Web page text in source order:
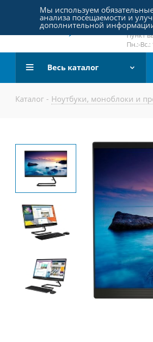
email:
Пн.:-Вс.:
Пункт
Пн.:-Вс.:
Весь каталог
Каталог - Ноутбуки, моноблоки и
Мы используем
анализа посещаемости и
дополнительной